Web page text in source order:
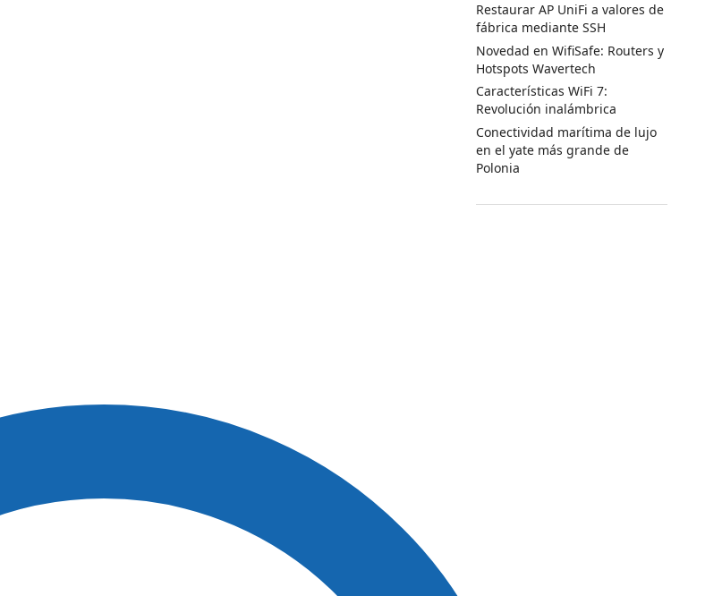
Restaurar AP UniFi a valores de
fábrica mediante SSH
Novedad en WifiSafe: Routers y
Hotspots Wavertech
Características WiFi 7:
Revolución inalámbrica
Conectividad marítima de lujo
en el yate más grande de
Polonia